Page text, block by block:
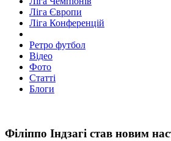
Ліга Європи
Ліга Конференцій
Ретро футбол
Відео
Фото
Статті
Блоги
Філіппо Індзагі став новим